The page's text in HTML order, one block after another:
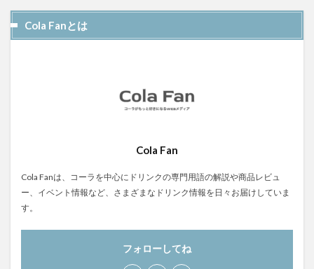
Cola Fanとは
Cola Fan
Cola Fanは、コーラを中心にドリンクの専門用語の解説や商品レビュ
ー、イベント情報など、さまざまなドリンク情報を日々お届けしていま
す。
フォローしてね